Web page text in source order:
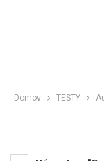
Domov TESTY